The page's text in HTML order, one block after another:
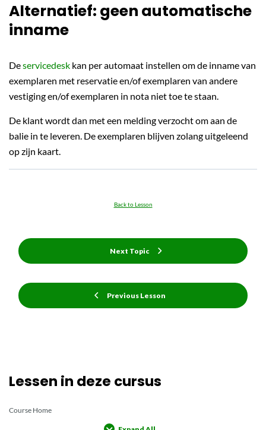
Alternatief: geen automatische
inname
Deservicedesk kan per automaat instellen om de inname van
exemplaren met reservatie en/of exemplaren van andere
vestiging en/of exemplaren in nota niet toe te staan.
De klant wordt dan met een melding verzocht om aan de
balie in te leveren. De exemplaren blijven zolang uitgeleend
op zijn kaart.
Previous Lesson
Back to Lesson
Next Topic
Lessen in deze cursus
Course Home